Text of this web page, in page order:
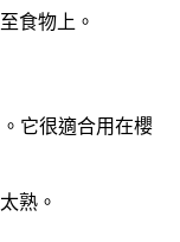
食物上。
它很適合用在櫻
熟。